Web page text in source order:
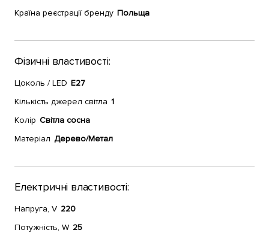
Країна реєстрації бренду Польща
Фізичні властивості:
Цоколь / LED E27
Кількість джерел світла 1
Колір Світла сосна
Матеріал Дерево/Метал
Електричні властивості:
Напруга, V 220
Потужність, W 25